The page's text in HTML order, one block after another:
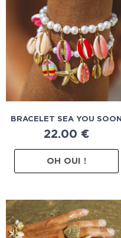
BRACELET SEA YOU SOON
22.00 €
OH OUI !